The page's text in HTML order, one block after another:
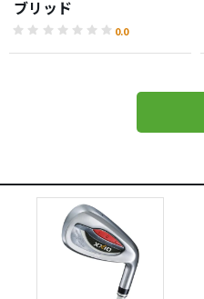
ブリッド
0.0